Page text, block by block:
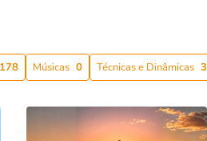
178 Músicas 0 Técnicas e Dinâmicas